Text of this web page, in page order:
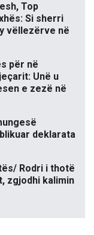
Top
Si sherri
vëllezërve në
për në
Unë u
e zezë në
deklarata
Rodri i thotë
zgjodhi kalimin